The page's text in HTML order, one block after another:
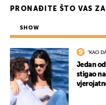
PRONAĐITE ŠTO VAS
SHOW
"KAO
Jedan
stigao